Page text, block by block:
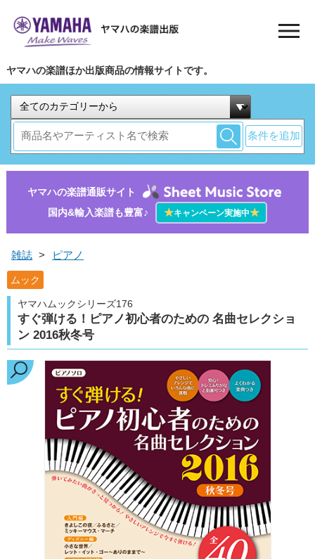
ヤマハの楽譜ほか出版商品の情報サイトです。
条件を追加
ヤマハの楽譜通販サイト
国内&輸入楽譜も豊富♪
★キャンペーン実施中★
雑誌 > ピアノ
ムック
ヤマハムックシリーズ176
すぐ弾ける！ピアノ初心者のための 名曲セレクショ
ン 2016秋冬号